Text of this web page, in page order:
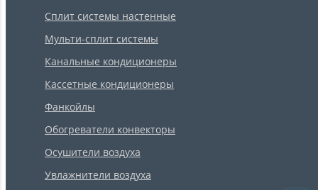
Сплит системы настенные
Мульти-сплит системы
Канальные кондиционеры
Кассетные кондиционеры
Фанкойлы
Обогреватели конвекторы
Осушители воздуха
Увлажнители воздуха